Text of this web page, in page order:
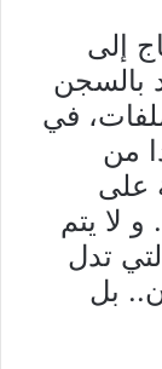
إلى
بالسجن
في
من
على
لا يتم
تدل
بل